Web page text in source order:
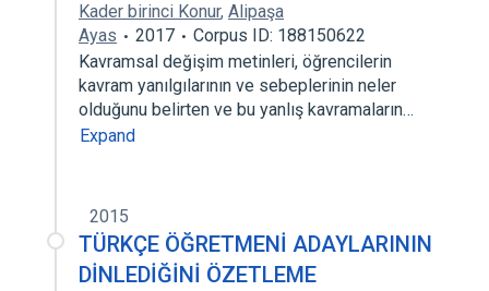
Kader birinci Konur, Alipaşa
Ayas
2017
Corpus ID: 188150622
Kavramsal değişim metinleri, öğrencilerin
kavram yanılgılarının ve sebeplerinin neler
olduğunu belirten ve bu yanlış kavramaların…
Expand
2015
TÜRKÇE ÖĞRETMENİ ADAYLARININ
DİNLEDİĞİNİ ÖZETLEME